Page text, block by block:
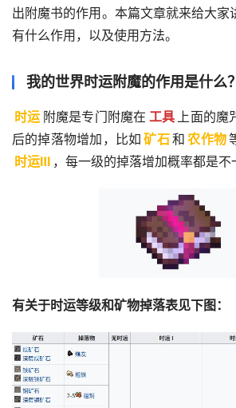
出附魔书的作用。本篇文章就来给大家
有什么作用，以及使用方法。
我的世界时运附魔的作用是什么？
时运 附魔是专门附魔在 工具 上面的魔
后的掉落物增加，比如 矿石和 农作物
时运Ⅲ ，每一级的掉落增加概率都是不
有关于时运等级和矿物掉落表见下图：